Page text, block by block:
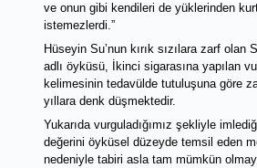
ve onun gibi kendileri de yüklerinden
istemezlerdi.”
Hüseyin Su’nun kırık sızılara zarf
adlı öyküsü, İkinci sigarasına yapılan
kelimesinin tedavülde tutuluşuna göre
yıllara denk düşmektedir.
Yukarıda vurguladığımız şekliyle
değerini öyküsel düzeyde temsil eden
nedeniyle tabiri asla tam mümkün